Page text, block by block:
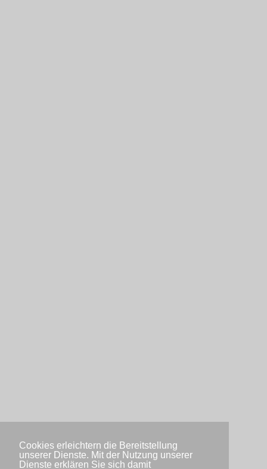
Cookies erleichtern die Bereitstellung
unserer Dienste. Mit der Nutzung unserer
Dienste erklären Sie sich damit